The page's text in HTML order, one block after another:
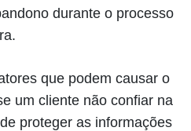
durante o processo
que podem causar o
um cliente não confiar na
proteger as informações